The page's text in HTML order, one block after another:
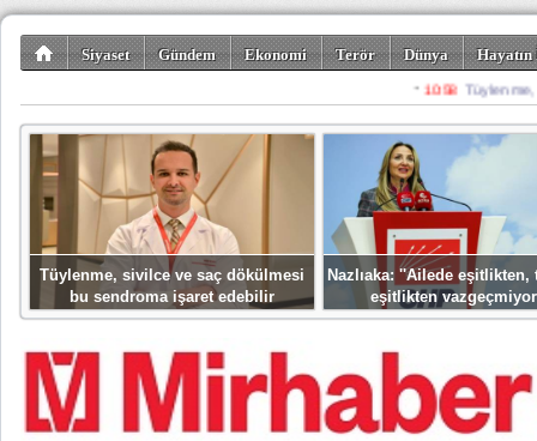
Siyaset Gündem Ekonomi Terör Dünya
Spor Misafir
Tüylenme, sivilce ve saç dökülmesi
bu sendroma işaret edebilir
Nazlıaka: ''Ailede eşitlikten,
eşitlikten